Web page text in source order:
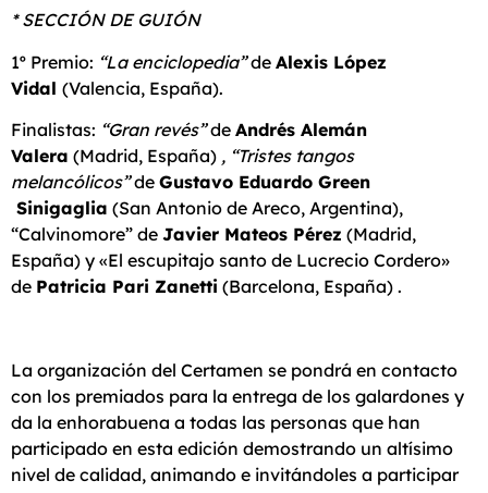
* SECCIÓN DE GUIÓN
1º Premio: “La enciclopedia”de Alexis López
Vidal (Valencia, España).
Finalistas: “Gran revés”de Andrés Alemán
Valera (Madrid, España) , “Tristes tangos
melancólicos”de Gustavo Eduardo Green
Sinigaglia (San Antonio de Areco, Argentina),
“Calvinomore” de Javier Mateos Pérez (Madrid,
España) y «El escupitajo santo de Lucrecio Cordero»
de Patricia Pari Zanetti (Barcelona, España) .
La organización del Certamen se pondrá en contacto
con los premiados para la entrega de los galardones y
da la enhorabuena a todas las personas que han
participado en esta edición demostrando un altísimo
nivel de calidad, animando e invitándoles a participar